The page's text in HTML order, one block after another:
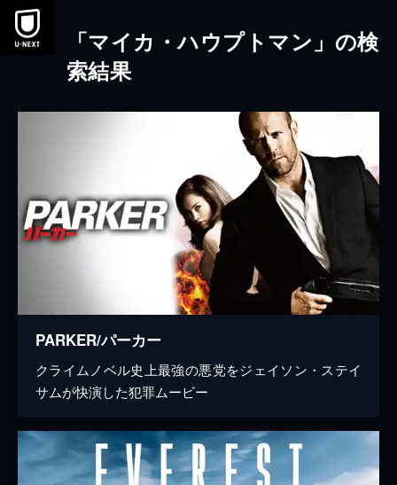
本文へスキップ
「マイカ・ハウプトマン」の検
索結果
PARKER/パーカー
クライムノベル史上最強の悪党をジェイソン・ステイ
サムが快演した犯罪ムービー